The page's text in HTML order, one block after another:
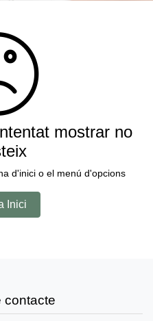
mostrar no
d'inici o el menú d'opcions
Inici
contacte